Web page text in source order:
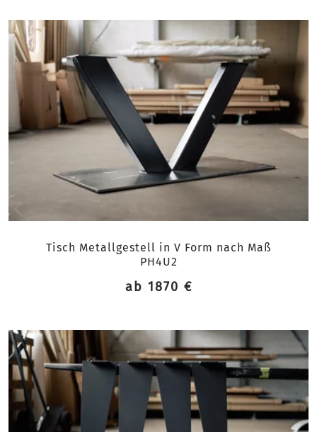
Tisch Metallgestell in V Form nach Maß
PH4U2
ab 1870 €